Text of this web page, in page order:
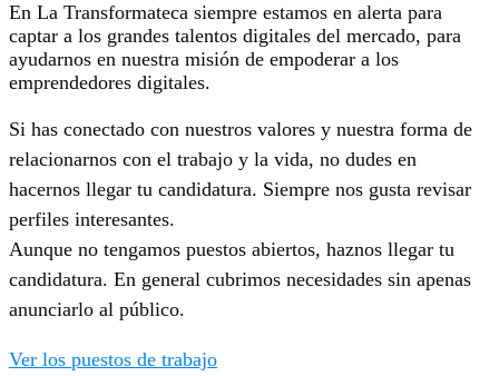
En La Transformateca siempre estamos en alerta para
captar a los grandes talentos digitales del mercado, para
ayudarnos en nuestra misión de empoderar a los
emprendedores digitales.
Si has conectado con nuestros valores y nuestra forma de
relacionarnos con el trabajo y la vida, no dudes en
hacernos llegar tu candidatura. Siempre nos gusta revisar
perfiles interesantes.
Aunque no tengamos puestos abiertos, haznos llegar tu
candidatura. En general cubrimos necesidades sin apenas
anunciarlo al público.
Ver los puestos de trabajo